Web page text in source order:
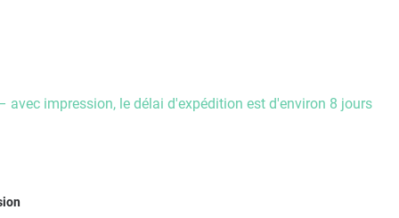
avec impression, le délai d'expédition est d'environ 8 jours